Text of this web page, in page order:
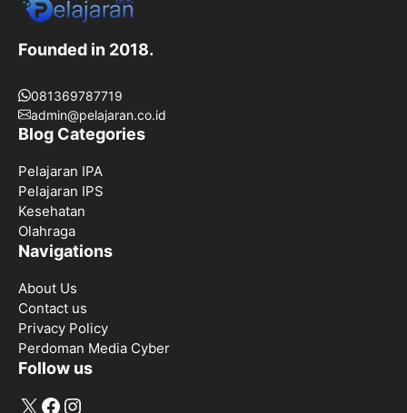
Founded in 2018.
081369787719
admin@pelajaran.co.id
Blog Categories
Pelajaran IPA
Pelajaran IPS
Kesehatan
Olahraga
Navigations
About Us
Contact us
Privacy Policy
Perdoman Media Cyber
Follow us
X Facebook
Instagram